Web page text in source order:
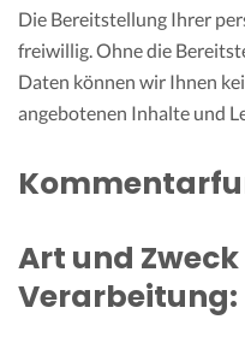
Die Bereitstellung Ihrer
freiwillig. Ohne die
Daten können wir Ihnen
angebotenen Inhalte und
Art und
Verarbeitung: